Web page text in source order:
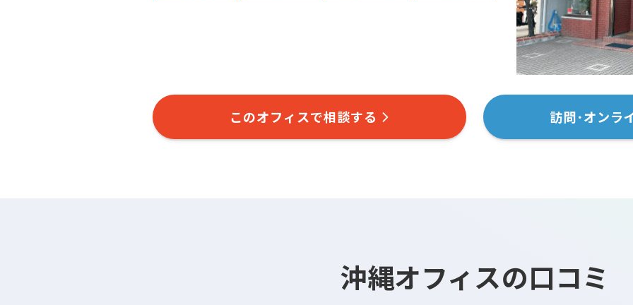
このオフィスで相談する 訪問･オンラ
沖縄オフィスの口コミ